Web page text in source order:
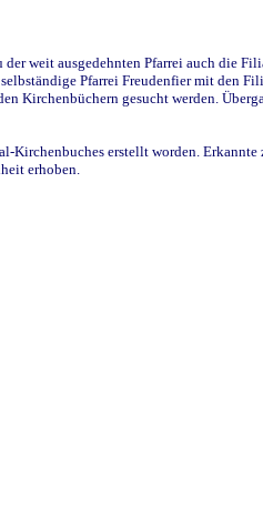
weit ausgedehnten Pfarrei auch die
Pfarrei Freudenfier mit den
Kirchenbüchern gesucht werden.
erstellt worden. Erkannte
erhoben.